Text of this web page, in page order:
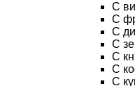
C
C
C
C
C
C
C